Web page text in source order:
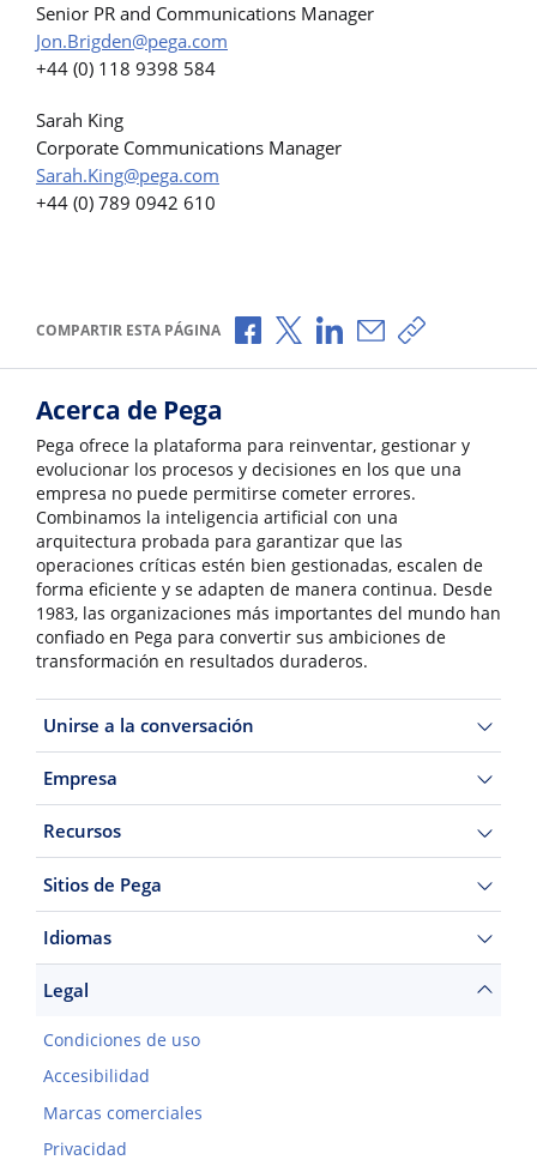
Senior PR and Communications Manager
Jon.Brigden@pega.com
+44 (0) 118 9398 584
Sarah King
Corporate Communications Manager
Sarah.King@pega.com
+44 (0) 789 0942 610
COMPARTIR ESTA PÁGINA Compartir a través de Facebook
Compartir a través de X
Compartir a través de
Compartir por
Copiar
Acerca de Pega
Pega ofrece la plataforma para reinventar, gestionar y
evolucionar los procesos y decisiones en los que una
empresa no puede permitirse cometer errores.
Combinamos la inteligencia artificial con una
arquitectura probada para garantizar que las
operaciones críticas estén bien gestionadas, escalen de
forma eficiente y se adapten de manera continua. Desde
1983, las organizaciones más importantes del mundo han
confiado en Pega para convertir sus ambiciones de
transformación en resultados duraderos.
Unirse a la conversación
Empresa
Recursos
Sitios de Pega
Idiomas
Legal
Condiciones de uso
Accesibilidad
Marcas comerciales
Privacidad